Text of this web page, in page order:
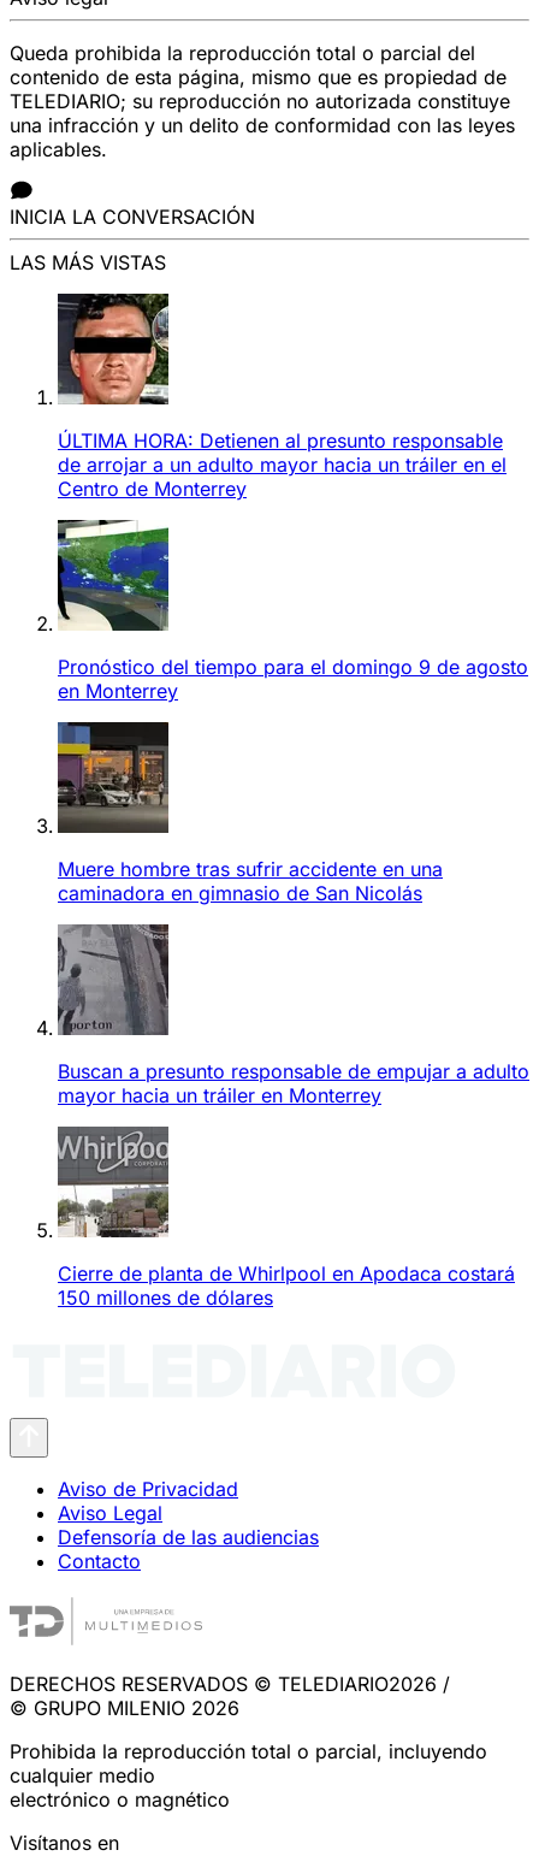
Queda prohibida la reproducción total o parcial del
contenido de esta página, mismo que es propiedad de
TELEDIARIO; su reproducción no autorizada constituye
una infracción y un delito de conformidad con las leyes
aplicables.
INICIA LA CONVERSACIÓN
LAS MÁS VISTAS
ÚLTIMA HORA: Detienen al presunto responsable
de arrojar a un adulto mayor hacia un tráiler en el
Centro de Monterrey
Pronóstico del tiempo para el domingo 9 de agosto
en Monterrey
Muere hombre tras sufrir accidente en una
caminadora en gimnasio de San Nicolás
Buscan a presunto responsable de empujar a adulto
mayor hacia un tráiler en Monterrey
Cierre de planta de Whirlpool en Apodaca costará
150 millones de dólares
Aviso de Privacidad
Aviso Legal
Defensoría de las audiencias
Contacto
DERECHOS RESERVADOS © TELEDIARIO2026 /
© GRUPO MILENIO 2026
Prohibida la reproducción total o parcial, incluyendo
cualquier medio
electrónico o magnético
Visítanos en